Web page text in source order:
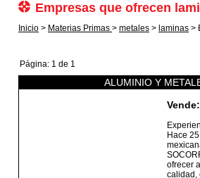
Empresas que ofrecen
Inicio > Materias Primas > metales > laminas >
Página: 1 de 1
ALUMINIO Y
Vende:
Hace
ofrecer
calidad,